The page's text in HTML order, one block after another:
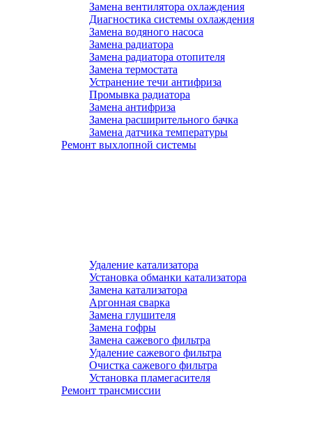
Замена вентилятора охлаждения
Диагностика системы охлаждения
Замена водяного насоса
Замена радиатора
Замена радиатора отопителя
Замена термостата
Устранение течи антифриза
Промывка радиатора
Замена антифриза
Замена расширительного бачка
Замена датчика температуры
Ремонт выхлопной системы
Удаление катализатора
Установка обманки катализатора
Замена катализатора
Аргонная сварка
Замена глушителя
Замена гофры
Замена сажевого фильтра
Удаление сажевого фильтра
Очистка сажевого фильтра
Установка пламегасителя
Ремонт трансмиссии